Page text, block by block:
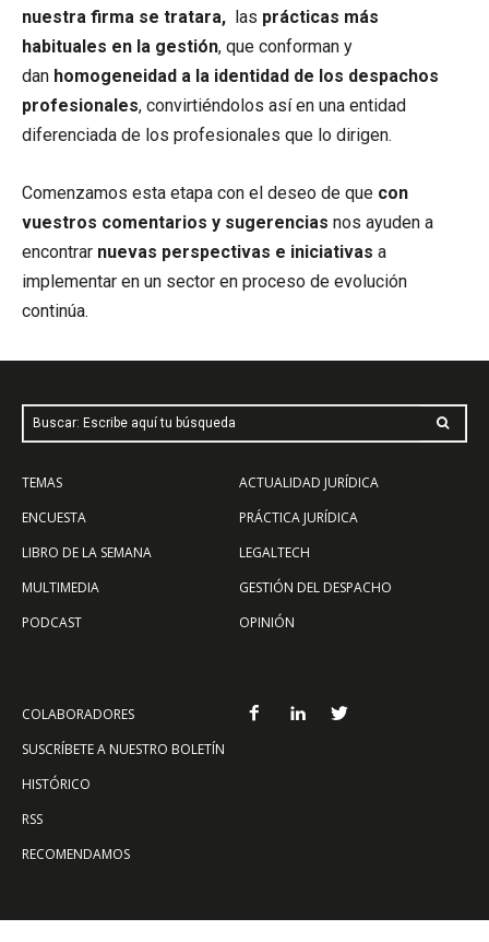
nuestra firma se tratara, las prácticas más
habituales en la gestión, que conforman y
dan homogeneidad a la identidad de los despachos
profesionales, convirtiéndolos así en una entidad
diferenciada de los profesionales que lo dirigen.
Comenzamos esta etapa con el deseo de que con
vuestros comentarios y sugerencias nos ayuden a
encontrar nuevas perspectivas e iniciativas a
implementar en un sector en proceso de evolución
continúa.
Buscar: Escribe aquí tu búsqueda
TEMAS
ENCUESTA
LIBRO DE LA SEMANA
MULTIMEDIA
PODCAST
ACTUALIDAD JURÍDICA
PRÁCTICA JURÍDICA
LEGALTECH
GESTIÓN DEL DESPACHO
OPINIÓN
COLABORADORES
SUSCRÍBETE A NUESTRO BOLETÍN
HISTÓRICO
RSS
RECOMENDAMOS